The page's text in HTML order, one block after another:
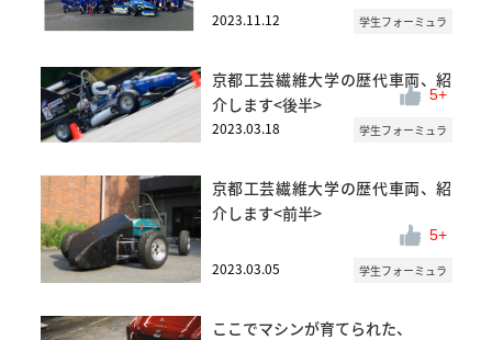
2023.11.12 学生フォーミュラ
京都工芸繊維大学の歴代車両、紹
介します<後半>
2023.03.18 学生フォーミュラ
5
京都工芸繊維大学の歴代車両、紹
介します<前半>
2023.03.05 学生フォーミュラ
5
ここでマシンが育てられた、